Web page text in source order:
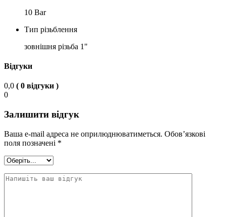
10 Bar
Тип різьблення
зовнішня різьба 1"
Відгуки
0,0 ( 0 відгуки )
0
Залишити відгук
Ваша e-mail адреса не оприлюднюватиметься. Обов’язкові
поля позначені *